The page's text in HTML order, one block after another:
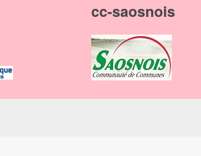
cc-saosnois